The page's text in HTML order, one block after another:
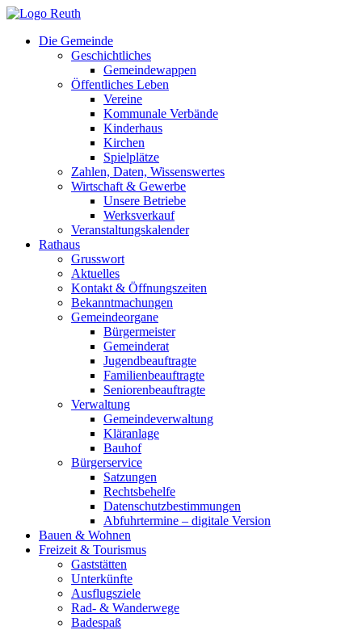
Zum
springenDie Gemeinde
Geschichtliches
Gemeindewappen
Öffentliches Leben
Vereine
Kommunale Verbände
Kinderhaus
Kirchen
Spielplätze
Zahlen, Daten, Wissenswertes
Wirtschaft & Gewerbe
Unsere Betriebe
Werksverkauf
Veranstaltungskalender
Rathaus
Grusswort
Aktuelles
Kontakt & Öffnungszeiten
Bekanntmachungen
Gemeindeorgane
Bürgermeister
Gemeinderat
Jugendbeauftragte
Familienbeauftragte
Seniorenbeauftragte
Verwaltung
Gemeindeverwaltung
Kläranlage
Bauhof
Bürgerservice
Satzungen
Rechtsbehelfe
Datenschutzbestimmungen
Abfuhrtermine – digitale Version
Bauen & Wohnen
Freizeit & Tourismus
Gaststätten
Unterkünfte
Ausflugsziele
Rad- & Wanderwege
Badespaß